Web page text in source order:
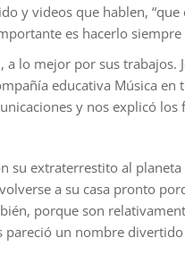
y videos que hablen,
es hacerlo
lo mejor por sus
educativa Música
y nos explicó los
su extraterrestito al
a su casa pronto
porque son
pareció un nombre